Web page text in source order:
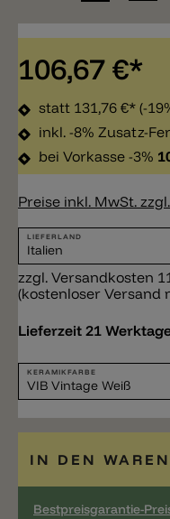
106,67 €*
statt 131,76 €* (-
inkl. -8% Zusatz-
bei Vorkasse -3%
Preise inkl. MwSt.
LIEFERLAND
zzgl. Versandkosten
(kostenloser Versand
Lieferzeit 21
KERAMIKFARBE
IN DEN
Bestpreisgarantie-